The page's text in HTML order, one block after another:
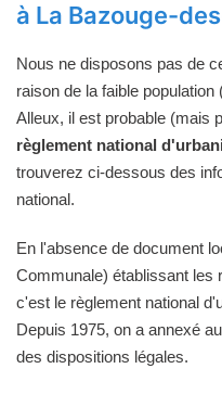
à La Bazouge-
Nous ne disposons pas de
raison de la faible
Alleux, il est probable (mais
règlement national
trouverez ci-dessous des
national.
En l'absence de document
Communale) établissant les
c'est le règlement national
Depuis 1975, on a annexé au
des dispositions légales.